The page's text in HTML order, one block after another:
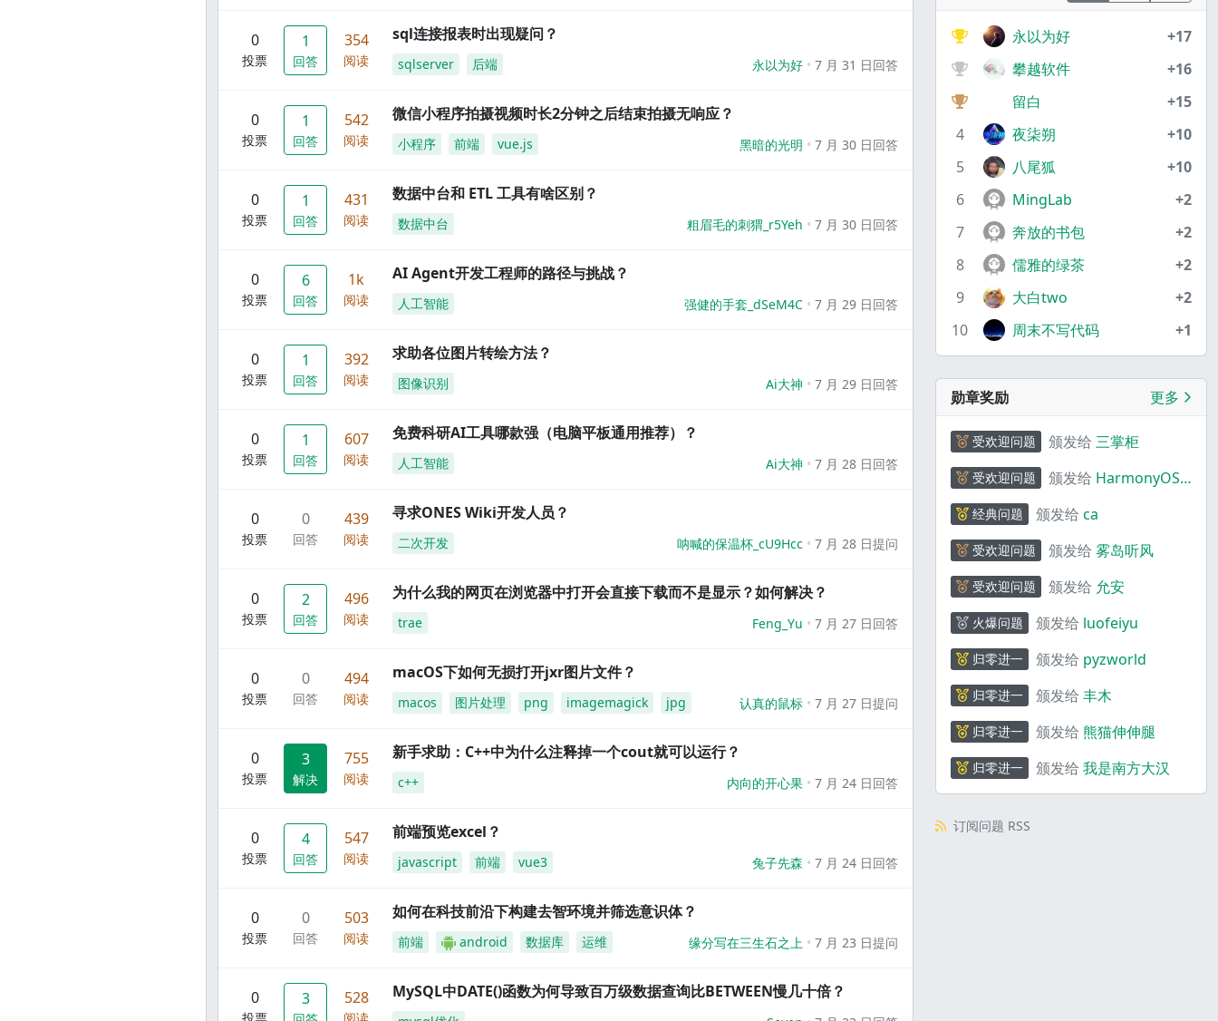
0
投票
1
回答
354
阅读
sql连接报表时出现疑问？
sqlserver 后端 永以为好 7 月 31 日回答
0
投票
1
回答
542
阅读
微信小程序拍摄视频时长2分钟之后结束拍摄无响应？
小程序 前端 vue.js 黑暗的光明 7 月 30 日回答
0
投票
1
回答
431
阅读
数据中台和 ETL 工具有啥区别？
数据中台 粗眉毛的刺猬_r5Yeh 7 月 30 日回答
0
投票
6
回答
1k
阅读
AI Agent开发工程师的路径与挑战？
人工智能 强健的手套_dSeM4C 7 月 29 日回答
0
投票
1
回答
392
阅读
求助各位图片转绘方法？
图像识别 Ai大神 7 月 29 日回答
0
投票
1
回答
607
阅读
免费科研AI工具哪款强（电脑平板通用推荐）？
人工智能 Ai大神 7 月 28 日回答
0
投票
0
回答
439
阅读
寻求ONES Wiki开发人员？
二次开发 呐喊的保温杯_cU9Hcc 7 月 28 日提问
0
投票
2
回答
496
阅读
为什么我的网页在浏览器中打开会直接下载而不是显示？如何解决？
trae Feng_Yu 7 月 27 日回答
0
投票
0
回答
494
阅读
macOS下如何无损打开jxr图片文件？
macos 图片处理 png imagemagick jpg 认真的鼠标 7 月 27 日提问
0
投票
3
解决
755
阅读
新手求助：C++中为什么注释掉一个cout就可以运行？
c++ 内向的开心果 7 月 24 日回答
0
投票
4
回答
547
阅读
前端预览excel？
javascript 前端 vue3 兔子先森 7 月 24 日回答
0
投票
0
回答
503
阅读
如何在科技前沿下构建去智环境并筛选意识体？
前端 android 数据库 运维 缘分写在三生石之上 7 月 23 日提问
0 3 528 MySQL中DATE()函数为何导致百万级数据查询比BETWEEN慢几十倍？
永以为好
+17
攀越软件
+16
留白
+15
4
夜柒朔
+10
5
八尾狐
+10
6
MingLab
+2
7
奔放的书包
+2
8
儒雅的绿茶
+2
9
大白two
+2
10
周末不写代码 +1
勋章奖励 更多
受欢迎问题 颁发给 三掌柜
受欢迎问题 颁发给 HarmonyOS
经典问题 颁发给 ca
受欢迎问题 颁发给 雾岛听风
受欢迎问题 颁发给 允安
火爆问题 颁发给 luofeiyu
归零进一 颁发给 pyzworld
归零进一 颁发给 丰木
归零进一 颁发给 熊猫伸伸腿
归零进一 颁发给 我是南方大汉
订阅问题 RSS